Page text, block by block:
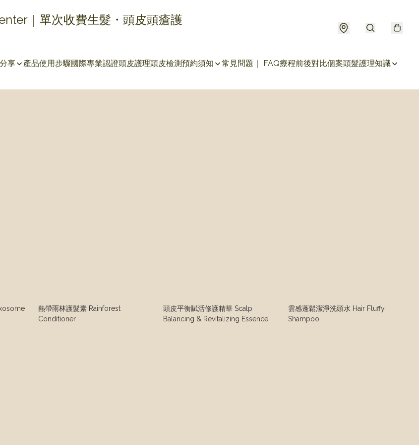
｜單次收費生髮・頭皮頭瘡護
享 產品使用步驟國際專業認證頭皮護理頭皮檢測預約須知 常見問題｜ FAQ療程前後對比個案頭髮護理知識
熱帶雨林護髮素 Rainforest
Conditioner
頭皮平衡賦活修護精華 Scalp
Balancing & Revitalizing Essence
雲感蓬鬆潔淨洗頭水 Hair Fluffy
Shampoo